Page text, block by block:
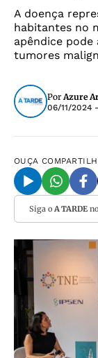
A doença
habitantes no
apêndice pode
tumores
PorAzure
06/11/2024
OUÇA
Siga o A TARDEno